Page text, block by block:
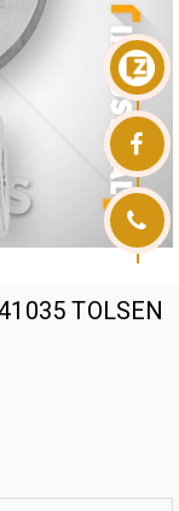
TOLSEN